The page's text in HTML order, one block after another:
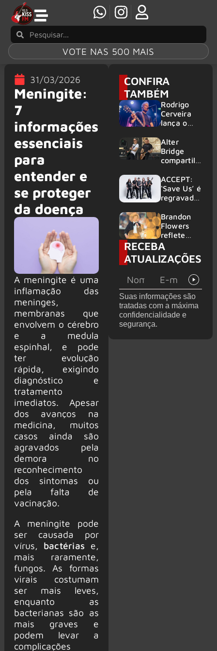
VOTE NAS 500 MAIS
31/03/2026
Meningite:
7
informações
essenciais
para
entender e
se proteger
da doença
A meningite é uma
inflamação das
meninges,
membranas que
envolvem o cérebro
e a medula
espinhal, e pode
ter evolução
rápida, exigindo
diagnóstico e
tratamento
imediatos. Apesar
dos avanços na
medicina, muitos
casos ainda são
agravados pela
demora no
reconhecimento
dos sintomas ou
pela falta de
vacinação.
A meningite pode
ser causada por
vírus, bactérias e,
mais raramente,
fungos. As formas
virais costumam
ser mais leves,
enquanto as
bacterianas são as
mais graves e
podem levar a
complicações
CONFIRA
TAMBÉM
Rodrigo
Cerveira
lança o
Searcher”
Alter
Bridge
compartilh
vivo de
“Fortress”
gravada
am Ring
2026
ACCEPT:
‘Save Us’ é
regravada
membros
do GHOST
e KORN
Brandon
Flowers
reflete
sobre o
futuro e
levanta
de de
deixar os
palcos
RECEBA
ATUALIZAÇÕES
Suas informações são
tratadas com a máxima
confidencialidade e
segurança.